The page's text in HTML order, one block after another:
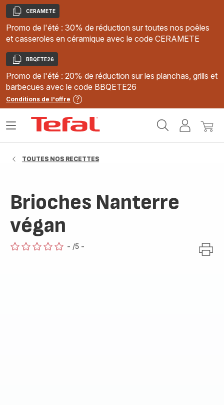
Copier
CERAMETE
Promo de l'été : 30% de réduction sur toutes nos poêles
et casseroles en céramique avec le code CERAMETE
Copier
BBQETE26
Promo de l'été : 20% de réduction sur les planchas, grills et
barbecues avec le code BBQETE26
Conditions de l'offre
MonMon
Ouvrir
TOUTES NOS RECETTES
Brioches Nanterre
végan
- /5 -